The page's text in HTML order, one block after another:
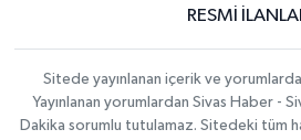
RESMİ
Sitede yayınlanan içerik ve
Yayınlanan yorumlardan Sivas Haber -
Dakika sorumlu tutulamaz. Sitedeki tüm